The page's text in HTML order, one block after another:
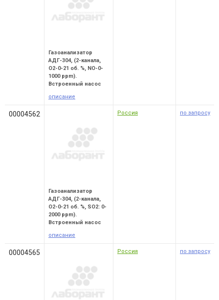
Газоанализатор
АДГ-304, (2-канала,
O2-0-21 об. %, NO-0-
1000 ppm).
Встроенный насос
описание
00004562
Газоанализатор
АДГ-304, (2-канала,
O2-0-21 об. %, SO2: 0-
2000 ppm).
Встроенный насос
описание
Россия по запросу
00004565 Россия по запросу